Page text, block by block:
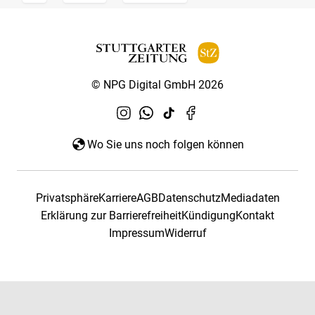
© NPG Digital GmbH 2026
Wo Sie uns noch folgen können
PrivatsphäreKarriereAGBDatenschutzMediadaten
Erklärung zur BarrierefreiheitKündigungKontakt
ImpressumWiderruf